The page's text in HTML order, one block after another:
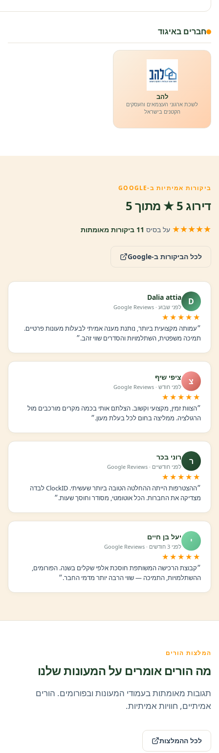
חברים באיגוד
להב
לשכת ארגוני העצמאים והעסקים
הקטנים בישראל
ביקורות אמיתיות ב-GOOGLE
דירוג 5 ★ מתוך 5
★★★★★ על בסיס 11 ביקורות מאומתות
לכל הביקורות ב-Google
D
Dalia attia
לפני שבוע · Google Reviews
★★★★★
״עמותה מקצועית ביותר, נותנת מענה אמיתי לבעלות מעונות פרטיים.
תמיכה משפטית, השתלמויות והסדרים שווי זהב.״
צ ציפי שיף
לפני חודש · Google Reviews
★★★★★
״הצוות זמין, מקצועי וקשוב. הצלתם אותי בכמה מקרים מורכבים מול
הרגולציה. ממליצה בחום לכל בעלת מעון.״
ר רוני בכר
לפני חודשיים · Google Reviews
★★★★★
״ההצטרפות הייתה ההחלטה הטובה ביותר שעשיתי. ClockID לבדה
מצדיקה את החברות. הכל אוטומטי, מסודר וחוסך שעות.״
י יעל בן חיים
לפני 3 חודשים · Google Reviews
★★★★★
״קבוצת הרכישה המשותפת חוסכת אלפי שקלים בשנה. הפורומים,
ההשתלמויות, התמיכה — שווי הרבה יותר מדמי החבר.״
המלצות הורים
מה הורים אומרים על המעונות שלנו
תגובות מאומתות בעמודי המעונות ובפורומים. הורים
אמיתיים, חוויות אמיתיות.
לכל ההמלצות